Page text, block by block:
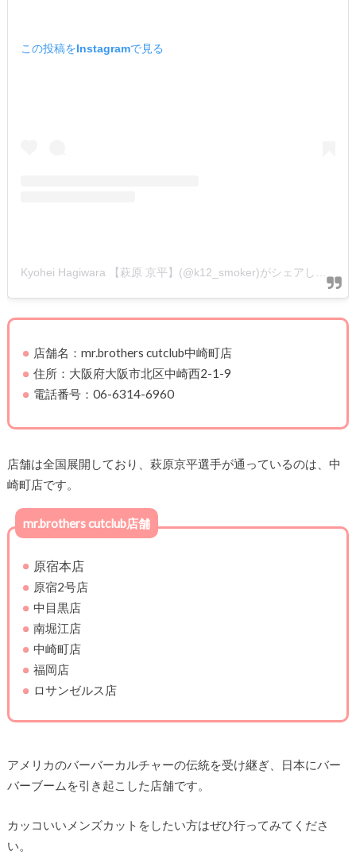
この投稿をInstagramで見る
店舗名：mr.brothers cutclub中崎町店
住所：大阪府大阪市北区中崎西2-1-9
電話番号：06-6314-6960
店舗は全国展開しており、萩原京平選手が通っているのは、中
崎町店です。
mr.brothers cutclub店舗
原宿本店
原宿2号店
中目黒店
南堀江店
中崎町店
福岡店
ロサンゼルス店
アメリカのバーバーカルチャーの伝統を受け継ぎ、日本にバー
バーブームを引き起こした店舗です。
カッコいいメンズカットをしたい方はぜひ行ってみてくださ
い。